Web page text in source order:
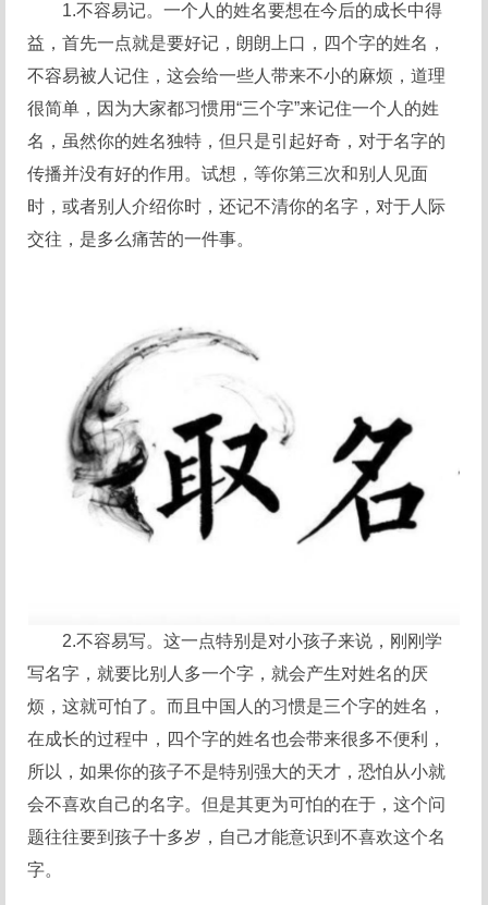
1.不容易记。一个人的姓名要想在今后的成长中得
益，首先一点就是要好记，朗朗上口，四个字的姓名，
不容易被人记住，这会给一些人带来不小的麻烦，道理
很简单，因为大家都习惯用“三个字”来记住一个人的姓
名，虽然你的姓名独特，但只是引起好奇，对于名字的
传播并没有好的作用。试想，等你第三次和别人见面
时，或者别人介绍你时，还记不清你的名字，对于人际
交往，是多么痛苦的一件事。
2.不容易写。这一点特别是对小孩子来说，刚刚学
写名字，就要比别人多一个字，就会产生对姓名的厌
烦，这就可怕了。而且中国人的习惯是三个字的姓名，
在成长的过程中，四个字的姓名也会带来很多不便利，
所以，如果你的孩子不是特别强大的天才，恐怕从小就
会不喜欢自己的名字。但是其更为可怕的在于，这个问
题往往要到孩子十多岁，自己才能意识到不喜欢这个名
字。